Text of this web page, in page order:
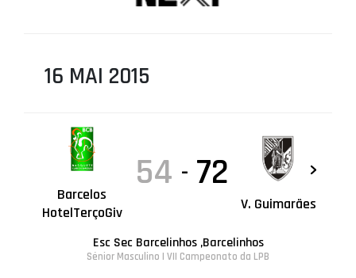
16 MAI 2015
Barcelos
HotelTerçoGiv
54 - 72
V. Guimarães
Esc Sec Barcelinhos ,Barcelinhos
Sénior Masculino | VII Campeonato da LPB